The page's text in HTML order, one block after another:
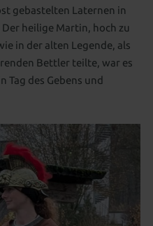
gebastelten Laternen in
heilige Martin, hoch zu
in der alten Legende, als
Bettler teilte, war es
Tag des Gebens und